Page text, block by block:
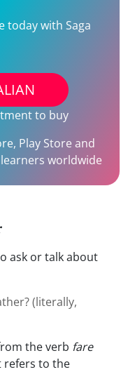
today with Saga
to buy
Play Store and
worldwide
ask or talk about
(literally,
the verb fare
refers to the